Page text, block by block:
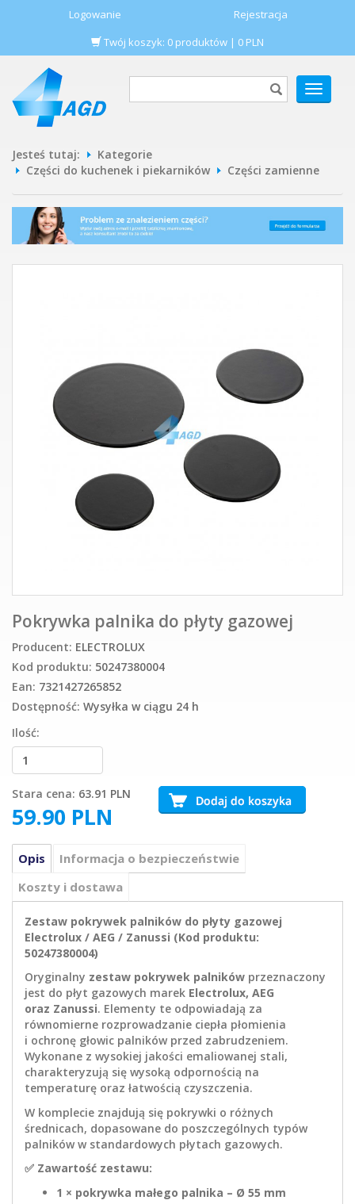
Logowanie
Rejestracja
Twój koszyk: 0 produktów | 0 PLN
POKAŻ
MENU
Jesteś tutaj:
Kategorie
Części do kuchenek i piekarników
Części zamienne
Pokrywka palnika do płyty gazowej
Producent: ELECTROLUX
Kod produktu: 50247380004
Ean: 7321427265852
Dostępność: Wysyłka w ciągu 24 h
Ilość:
Stara cena: 63.91 PLN
59.90 PLN
Opis
Informacja o bezpieczeństwie
Koszty i dostawa
Zestaw pokrywek palników do płyty gazowej
Electrolux / AEG / Zanussi (Kod produktu:
50247380004)
Oryginalny zestaw pokrywek palników przeznaczony
jest do płyt gazowych marek Electrolux, AEG
oraz Zanussi. Elementy te odpowiadają za
równomierne rozprowadzanie ciepła płomienia
i ochronę głowic palników przed zabrudzeniem.
Wykonane z wysokiej jakości emaliowanej stali,
charakteryzują się wysoką odpornością na
temperaturę oraz łatwością czyszczenia.
W komplecie znajdują się pokrywki o różnych
średnicach, dopasowane do poszczególnych typów
palników w standardowych płytach gazowych.
✅ Zawartość zestawu:
1 × pokrywka małego palnika – Ø 55 mm